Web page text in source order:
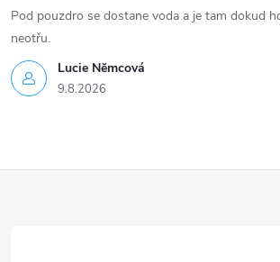
Lucie Nĕmcová
9.8.2026
Pod pouzdro se dostane voda a je tam dokud
neotřu.